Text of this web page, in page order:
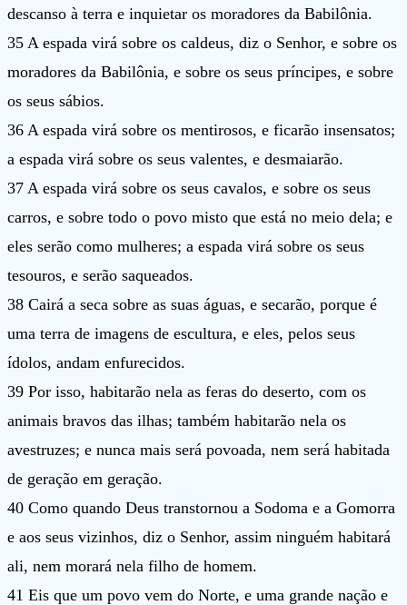
descanso à terra e inquietar os moradores da Babilônia.
35 A espada virá sobre os caldeus, diz o Senhor, e sobre os
moradores da Babilônia, e sobre os seus príncipes, e sobre
os seus sábios.
36 A espada virá sobre os mentirosos, e ficarão insensatos;
a espada virá sobre os seus valentes, e desmaiarão.
37 A espada virá sobre os seus cavalos, e sobre os seus
carros, e sobre todo o povo misto que está no meio dela; e
eles serão como mulheres; a espada virá sobre os seus
tesouros, e serão saqueados.
38 Cairá a seca sobre as suas águas, e secarão, porque é
uma terra de imagens de escultura, e eles, pelos seus
ídolos, andam enfurecidos.
39 Por isso, habitarão nela as feras do deserto, com os
animais bravos das ilhas; também habitarão nela os
avestruzes; e nunca mais será povoada, nem será habitada
de geração em geração.
40 Como quando Deus transtornou a Sodoma e a Gomorra
e aos seus vizinhos, diz o Senhor, assim ninguém habitará
ali, nem morará nela filho de homem.
41 Eis que um povo vem do Norte, e uma grande nação e